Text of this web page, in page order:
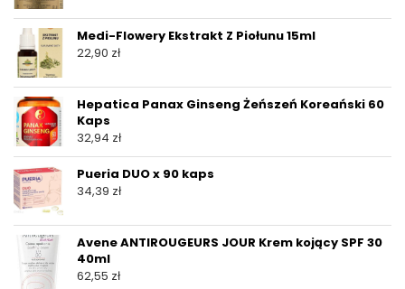
Medi-Flowery Ekstrakt Z Piołunu 15ml
22,90 zł
Hepatica Panax Ginseng Żeńszeń Koreański 60
Kaps
32,94 zł
Pueria DUO x 90 kaps
34,39 zł
Avene ANTIROUGEURS JOUR Krem kojący SPF 30
40ml
62,55 zł